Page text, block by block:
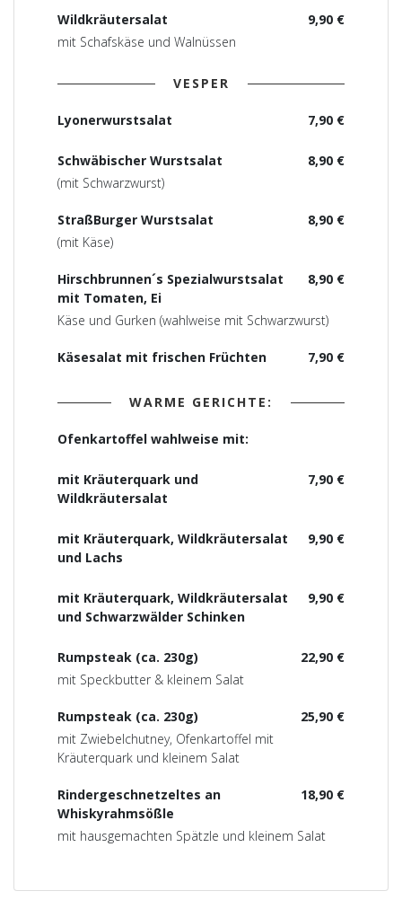
9,90 €
Wildkräutersalat
mit Schafskäse und Walnüssen
VESPER
7,90 €
Lyonerwurstsalat
8,90 €
Schwäbischer Wurstsalat
(mit Schwarzwurst)
8,90 €
StraßBurger Wurstsalat
(mit Käse)
8,90 €
Hirschbrunnen´s Spezialwurstsalat
mit Tomaten, Ei
Käse und Gurken (wahlweise mit Schwarzwurst)
7,90 €
Käsesalat mit frischen Früchten
WARME GERICHTE:
Ofenkartoffel wahlweise mit:
7,90 €
mit Kräuterquark und
Wildkräutersalat
9,90 €
mit Kräuterquark, Wildkräutersalat
und Lachs
9,90 €
mit Kräuterquark, Wildkräutersalat
und Schwarzwälder Schinken
22,90 €
Rumpsteak (ca. 230g)
mit Speckbutter & kleinem Salat
25,90 €
Rumpsteak (ca. 230g)
mit Zwiebelchutney, Ofenkartoffel mit
Kräuterquark und kleinem Salat
18,90 €
Rindergeschnetzeltes an
Whiskyrahmsößle
mit hausgemachten Spätzle und kleinem Salat